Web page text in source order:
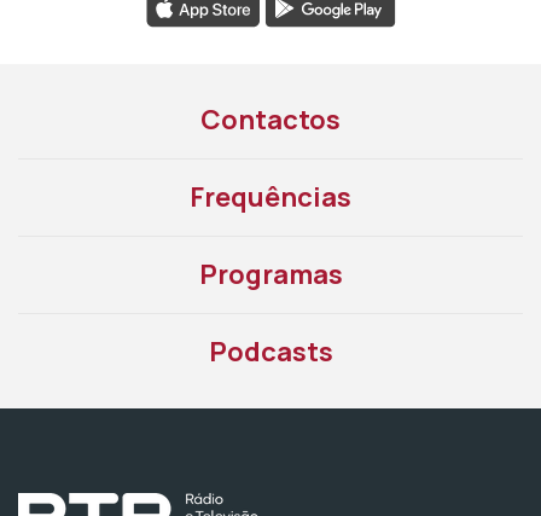
Contactos
Frequências
Programas
Podcasts